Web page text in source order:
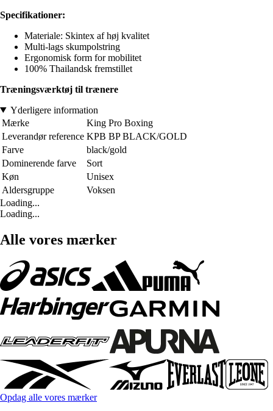
Specifikationer:
Materiale: Skintex af høj kvalitet
Multi-lags skumpolstring
Ergonomisk form for mobilitet
100% Thailandsk fremstillet
Træningsværktøj til trænere
Yderligere information
Mærke
King Pro Boxing
Leverandør reference KPB BP BLACK/GOLD
Farve
black/gold
Dominerende farve
Sort
Køn
Unisex
Aldersgruppe
Voksen
Loading...
Loading...
Alle vores mærker
Opdag alle vores mærker